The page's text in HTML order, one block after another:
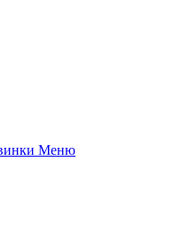
Меню